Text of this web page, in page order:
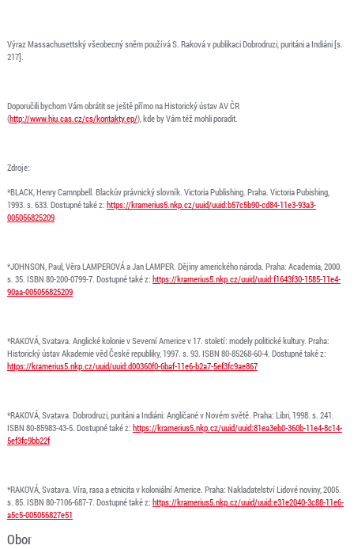
Výraz Massachusettský všeobecný sněm používá S. Raková v publikaci Dobrodruzi, puritáni a Indiáni [s.
217].
Doporučili bychom Vám obrátit se ještě přímo na Historický ústav AV ČR
(http://www.hiu.cas.cz/cs/kontakty.ep/), kde by Vám též mohli poradit.
Zdroje:
*BLACK, Henry Camnpbell. Blackův právnický slovník. Victoria Publishing. Praha. Victoria Pubishing,
1993. s. 633. Dostupné také z: https://kramerius5.nkp.cz/uuid/uuid:b57c5b90-cd84-11e3-93a3-
005056825209
*JOHNSON, Paul, Věra LAMPEROVÁ a Jan LAMPER. Dějiny amerického národa. Praha: Academia, 2000.
s. 35. ISBN 80-200-0799-7. Dostupné také z: https://kramerius5.nkp.cz/uuid/uuid:f1643f30-1585-11e4-
90aa-005056825209
*RAKOVÁ, Svatava. Anglické kolonie v Severní Americe v 17. století: modely politické kultury. Praha:
Historický ústav Akademie věd České republiky, 1997. s. 93. ISBN 80-85268-60-4. Dostupné také z:
https://kramerius5.nkp.cz/uuid/uuid:d00360f0-6baf-11e6-b2a7-5ef3fc9ae867
*RAKOVÁ, Svatava. Dobrodruzi, puritáni a Indiáni: Angličané v Novém světě. Praha: Libri, 1998. s. 241.
ISBN 80-85983-43-5. Dostupné také z: https://kramerius5.nkp.cz/uuid/uuid:81ea3eb0-360b-11e4-8c14-
5ef3fc9bb22f
*RAKOVÁ, Svatava. Víra, rasa a etnicita v koloniální Americe. Praha: Nakladatelství Lidové noviny, 2005.
s. 85. ISBN 80-7106-687-7. Dostupné také z: https://kramerius5.nkp.cz/uuid/uuid:e31e2040-3c88-11e6-
a5c5-005056827e51
Obor